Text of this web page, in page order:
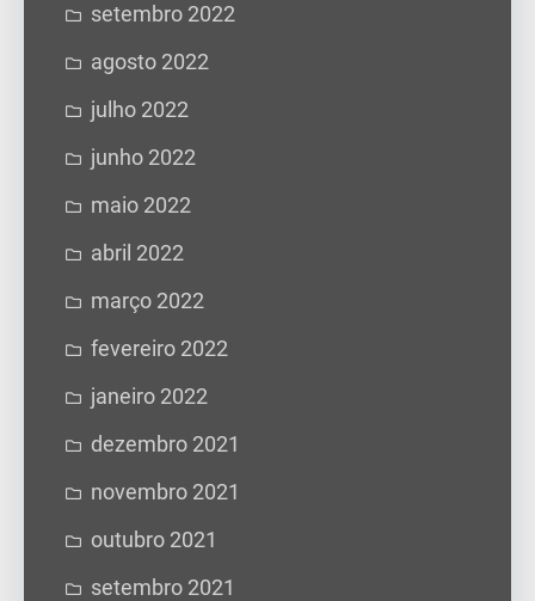
setembro 2022
agosto 2022
julho 2022
junho 2022
maio 2022
abril 2022
março 2022
fevereiro 2022
janeiro 2022
dezembro 2021
novembro 2021
outubro 2021
setembro 2021